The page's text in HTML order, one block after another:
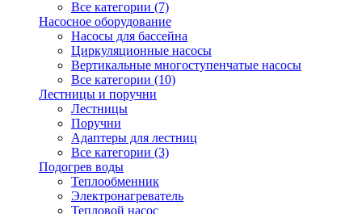
Все категории (7)
Насосное оборудование
Насосы для бассейна
Циркуляционные насосы
Вертикальные многоступенчатые насосы
Все категории (10)
Лестницы и поручни
Лестницы
Поручни
Адаптеры для лестниц
Все категории (3)
Подогрев воды
Теплообменник
Электронагреватель
Тепловой насос